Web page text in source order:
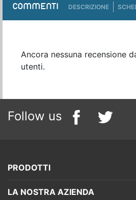
COMMENTI DESCRIZIONE
Ancora nessuna recensione
utenti.
Follow us
PRODOTTI
LA NOSTRA AZIENDA